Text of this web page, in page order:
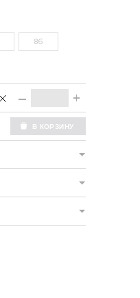
86
– +